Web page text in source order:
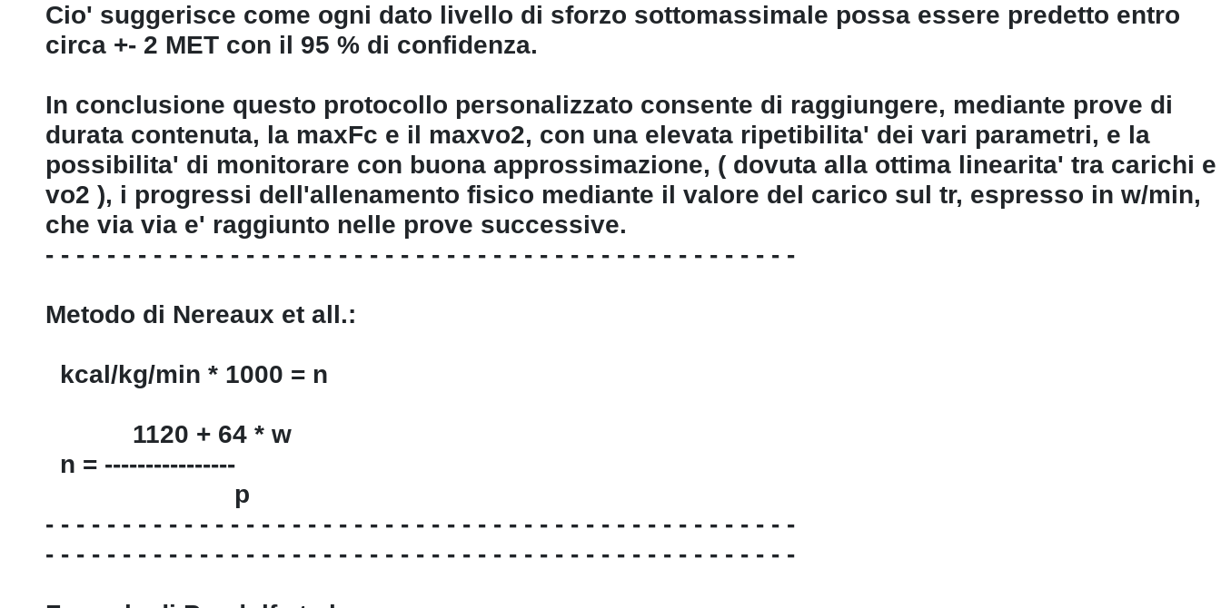
Cio' suggerisce come ogni dato livello di sforzo sottomassimale possa essere predetto entro
circa +- 2 MET con il 95 % di confidenza.
In conclusione questo protocollo personalizzato consente di raggiungere, mediante prove di
durata contenuta, la maxFc e il maxvo2, con una elevata ripetibilita' dei vari parametri, e la
possibilita' di monitorare con buona approssimazione, ( dovuta alla ottima linearita' tra carichi e
vo2 ), i progressi dell'allenamento fisico mediante il valore del carico sul tr, espresso in w/min,
che via via e' raggiunto nelle prove successive.
- - - - - - - - - - - - - - - - - - - - - - - - - - - - - - - - - - - - - - - - - - - - - - - - -
Metodo di Nereaux et all.:
kcal/kg/min * 1000 = n
1120 + 64 * w
n = ----------------
p
- - - - - - - - - - - - - - - - - - - - - - - - - - - - - - - - - - - - - - - - - - - - - - - - -
- - - - - - - - - - - - - - - - - - - - - - - - - - - - - - - - - - - - - - - - - - - - - - - - -